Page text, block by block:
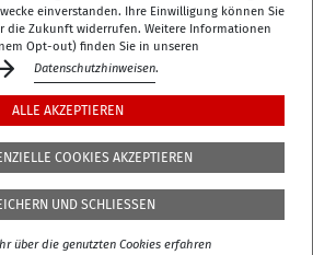
de
0
33
Str./Ecke Dudenstr.
einverstanden. Ihre Einwilligung können Sie
die Zukunft widerrufen. Weitere Informationen
Opt-out) finden Sie in unseren
Datenschutzhinweisen.
ALLE AKZEPTIEREN
COOKIES AKZEPTIEREN
UND SCHLIESSEN
über die genutzten Cookies erfahren